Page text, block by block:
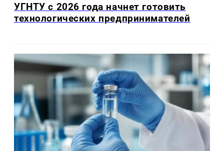
УГНТУ с 2026 года начнет готовить
технологических предпринимателей